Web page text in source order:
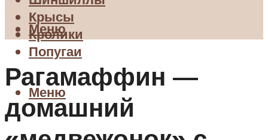
Крысы
Кролики
Попугаи
Меню
Меню
Рагамаффин —
домашний